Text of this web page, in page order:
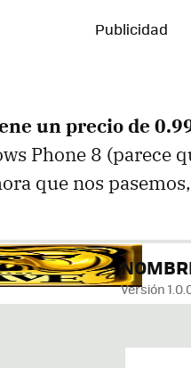
un precio de
Phone 8 (parece
que nos
Versión